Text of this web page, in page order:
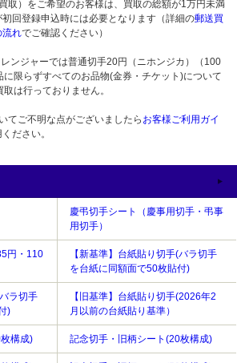
）をご希望のお客様は、買取の総額が1万円未満
回登録申込時には必要となります（詳細の郵送買
流れでご確認ください）
ンジャーでは普通切手20円（ニホンジカ）（100
限らずすべてのお品物(金券・チケット)について
は行っておりません。
ご不明な点がございましたら お客様ご利用ガイ
ださい。
慶弔切手シート（慶事用切手・弔事
用切手）
円・110
【新基準】台紙貼り切手(バラ切手
を台紙に同額面で50枚貼付)
ラ切手
)
【旧基準】台紙貼り切手(2026年2
月以前の台紙貼り基準）
構成) 記念切手・旧柄シート(20枚構成)